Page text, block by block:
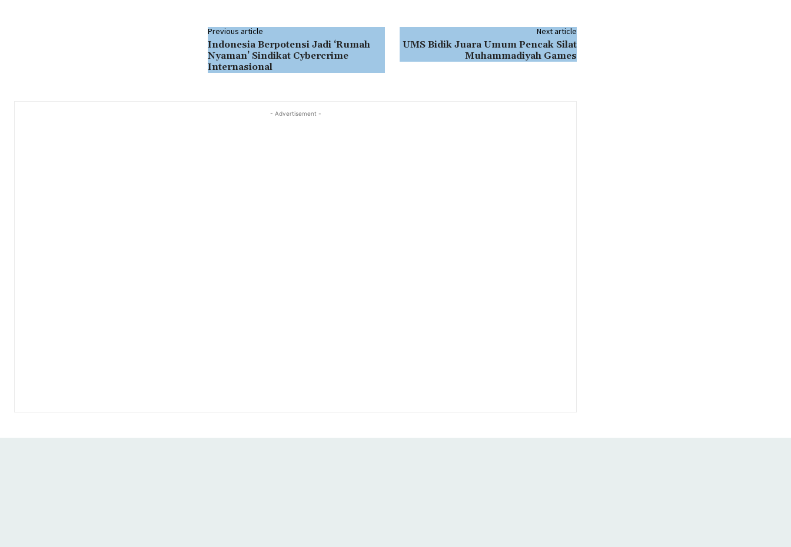
Previous article
Indonesia Berpotensi Jadi ‘Rumah
Nyaman’ Sindikat Cybercrime
Internasional
Next article
UMS Bidik Juara Umum Pencak Silat
Muhammadiyah Games
- Advertisement -